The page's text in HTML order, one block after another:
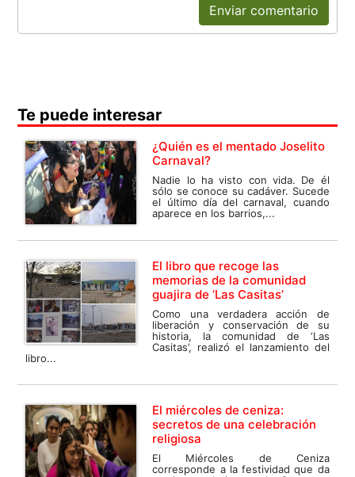
Enviar comentario
Te puede interesar
¿Quién es el mentado Joselito
Carnaval?
Nadie lo ha visto con vida. De él
sólo se conoce su cadáver. Sucede
el último día del carnaval, cuando
aparece en los barrios,...
El libro que recoge las
memorias de la comunidad
guajira de ‘Las Casitas’
Como una verdadera acción de
liberación y conservación de su
historia, la comunidad de ‘Las
Casitas’, realizó el lanzamiento del
libro...
El miércoles de ceniza:
secretos de una celebración
religiosa
El Miércoles de Ceniza
corresponde a la festividad que da